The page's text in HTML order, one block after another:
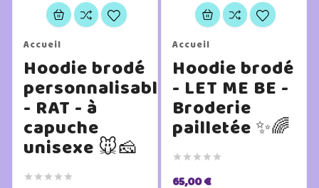
Accueil
Hoodie brodé
personnalisable
- RAT - à
capuche
unisexe 🐭🧀
    
Accueil
Hoodie brodé
- LET ME BE -
Broderie
pailletée ✨🌈
    
65,00 €